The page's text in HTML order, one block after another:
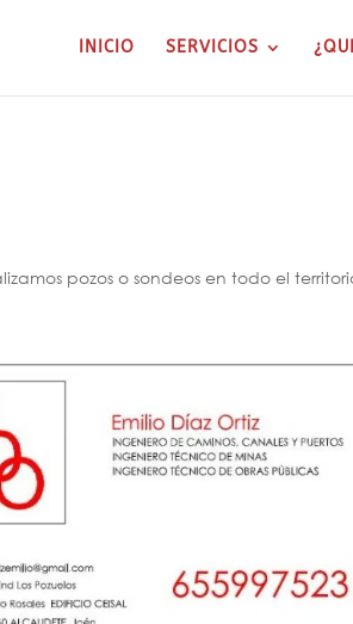
INICIO SERVICIOS
pozos o sondeos en todo el